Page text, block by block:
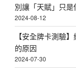
別讓「天賦」只
2024-08-12
【安全牌卡測驗
的原因
2024-07-30